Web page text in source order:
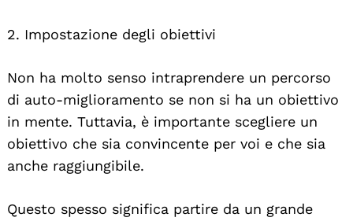
2. Impostazione degli obiettivi
Non ha molto senso intraprendere un percorso
di auto-miglioramento se non si ha un obiettivo
in mente. Tuttavia, è importante scegliere un
obiettivo che sia convincente per voi e che sia
anche raggiungibile.
Questo spesso significa partire da un grande